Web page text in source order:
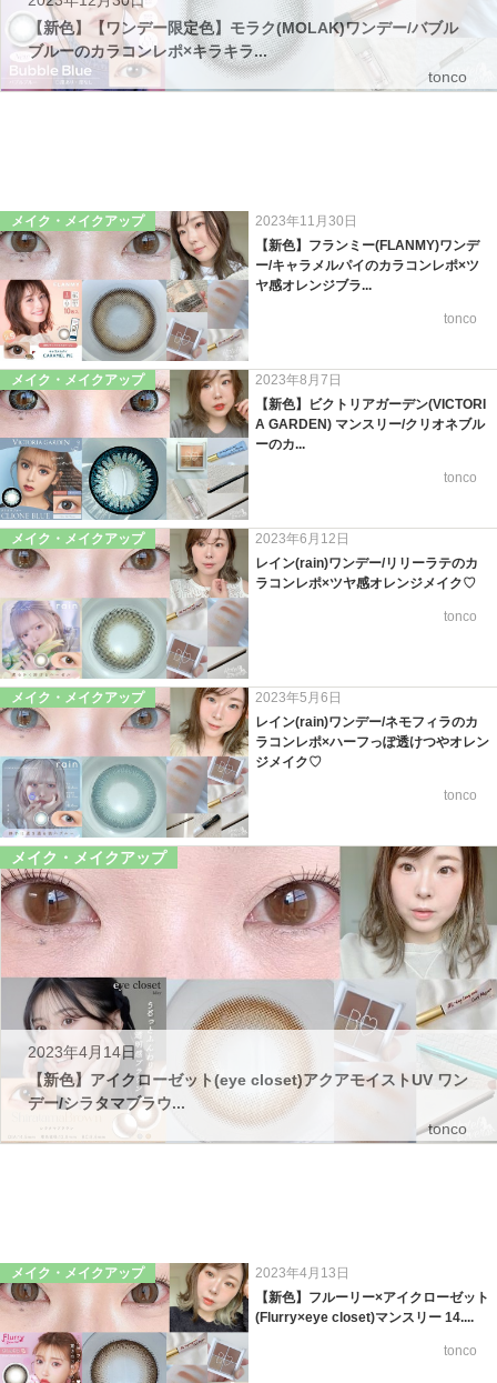
【新色】【ワンデー限定色】モラク(MOLAK)ワンデー/バブル
ブルーのカラコンレポ×キラキラ...
tonco
メイク・メイクアップ
2023年11月30日
【新色】フランミー(FLANMY)ワンデ
ー/キャラメルパイのカラコンレポ×ツ
ヤ感オレンジブラ...
tonco
メイク・メイクアップ
2023年8月7日
【新色】ビクトリアガーデン(VICTORI
A GARDEN) マンスリー/クリオネブル
ーのカ...
tonco
メイク・メイクアップ
2023年6月12日
レイン(rain)ワンデー/リリーラテのカ
ラコンレポ×ツヤ感オレンジメイク♡
tonco
メイク・メイクアップ
2023年5月6日
レイン(rain)ワンデー/ネモフィラのカ
ラコンレポ×ハーフっぽ透けつやオレン
ジメイク♡
tonco
メイク・メイクアップ
2023年4月14日
【新色】アイクローゼット(eye closet)アクアモイストUV ワン
デー/シラタマブラウ...
tonco
メイク・メイクアップ
2023年4月13日
【新色】フルーリー×アイクローゼット
(Flurry×eye closet)マンスリー 14....
tonco